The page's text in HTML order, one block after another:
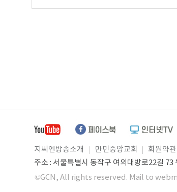
지씨엔방송소개 만민중앙교회 회원약관
주소 : 서울특별시 동작구 여의대방로22길
©GCN, All rights reserved. Mail to